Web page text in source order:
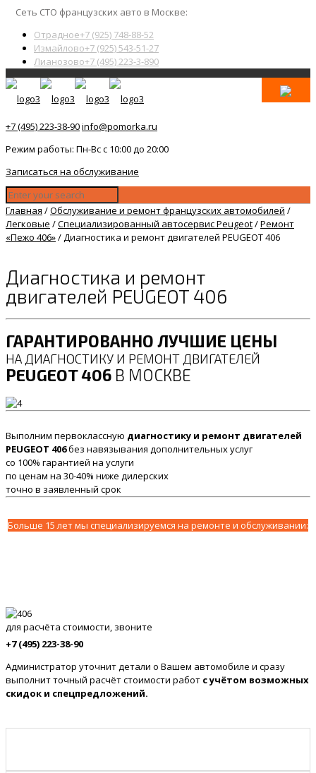
Сеть СТО французских авто в Москве:
Отрадное+7 (925) 748-88-52
Измайлово+7 (925) 543-51-27
Лианозово+7 (495) 223-3-890
+7 (495) 223-38-90info@pomorka.ru
Режим работы: Пн-Вс с 10:00 до 20:00
Записаться на обслуживание
Главная /Обслуживание и ремонт французских автомобилей /
Легковые /Специализированный автосервис Peugeot/Ремонт
«Пежо 406»/Диагностика и ремонт двигателей PEUGEOT 406
Диагностика и ремонт
двигателей PEUGEOT 406
ГАРАНТИРОВАННО ЛУЧШИЕ ЦЕНЫ
НА ДИАГНОСТИКУ И РЕМОНТ ДВИГАТЕЛЕЙ
PEUGEOT 406 В МОСКВЕ
Выполним первоклассную диагностику и ремонт двигателей
PEUGEOT 406без навязывания дополнительных услуг
со 100% гарантией на услуги
по ценам на 30-40% ниже дилерских
точно в заявленный срок
Больше 15 лет мы специализируемся на ремонте и обслуживании:
для расчёта стоимости, звоните
+7 (495) 223-38-90
Администратор уточнит детали о Вашем автомобиле и сразу
выполнит точный расчёт стоимости работ с учётом возможных
скидок и спецпредложений.